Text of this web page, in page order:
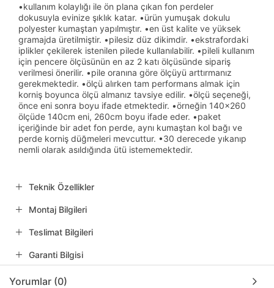
•kullanım kolaylığı ile ön plana çıkan fon perdeler
dokusuyla evinize şıklık katar. •ürün yumuşak dokulu
polyester kumaştan yapılmıştır. •en üst kalite ve yüksek
gramajda üretilmiştir. •pilesiz düz dikimdir. •ekstrafordaki
iplikler çekilerek istenilen pilede kullanılabilir. •pileli kullanım
için pencere ölçüsünün en az 2 katı ölçüsünde sipariş
verilmesi önerilir. •pile oranına göre ölçüyü arttırmanız
gerekmektedir. •ölçü alırken tam performans almak için
korniş boyunca ölçü almanız tavsiye edilir. •ölçü seçeneği,
önce eni sonra boyu ifade etmektedir. •örneğin 140x260
ölçüde 140cm eni, 260cm boyu ifade eder. •paket
içeriğinde bir adet fon perde, aynı kumaştan kol bağı ve
perde korniş düğmeleri mevcuttur. •30 derecede yıkanıp
nemli olarak asıldığında ütü istememektedir.
Teknik Özellikler
Montaj Bilgileri
Teslimat Bilgileri
Garanti Bilgisi
Yorumlar (0)